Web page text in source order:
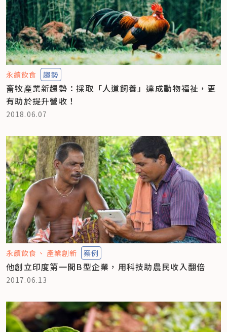
永續飲食 趨勢
畜牧產業新趨勢：採取「人道飼養」達成動物福祉，更
有助於提升營收！
2018.06.07
永續飲食 產業創新 案例
他創立印度第一間B型企業，用科技助農民收入翻倍
2017.06.13